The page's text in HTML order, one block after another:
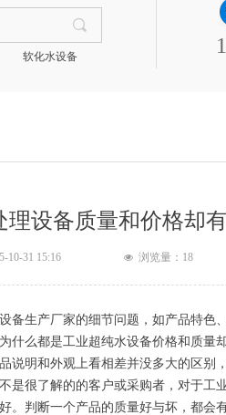
끠
软化水设备
理设备质量和价格却
10-31 15:16 넶 浏览量： 18
备生产厂家的细节问题，如产品特色
为什么都是工业超纯水设备价格和质
说明和外观上看相差并没多大的区别
是很了解的的客户或采购者，对于工
。判断一个产品的质量好与坏，都会